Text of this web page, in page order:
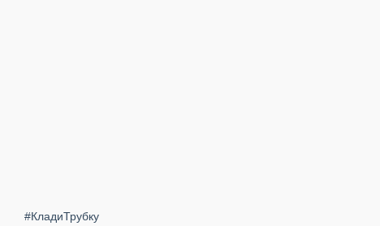
#КладиТрубку